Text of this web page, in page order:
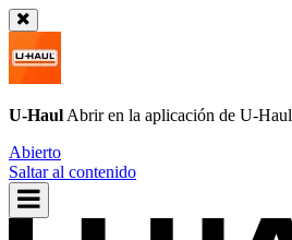
U-Haul Abrir en la aplicación de U-Haul
Abierto
Saltar al contenido